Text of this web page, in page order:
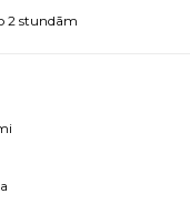
2 stundām